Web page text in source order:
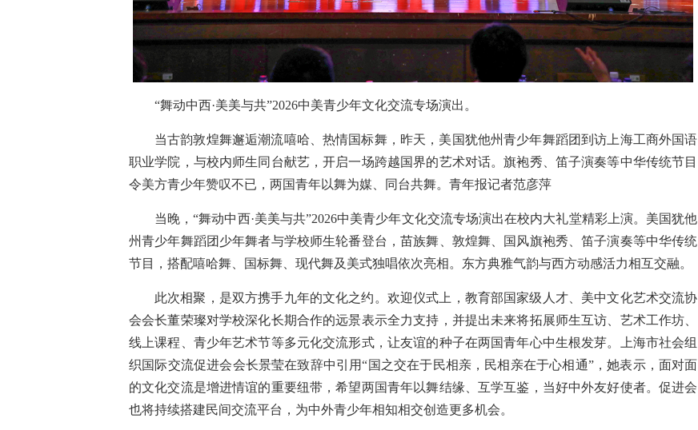
“舞动中西·美美与共”2026中美青少年文化交流专场演出。
当古韵敦煌舞邂逅潮流嘻哈、热情国标舞，昨天，美国犹他州青少年舞蹈团到访上海工商外国语
职业学院，与校内师生同台献艺，开启一场跨越国界的艺术对话。旗袍秀、笛子演奏等中华传统节目
令美方青少年赞叹不已，两国青年以舞为媒、同台共舞。青年报记者范彦萍
当晚，“舞动中西·美美与共”2026中美青少年文化交流专场演出在校内大礼堂精彩上演。美国犹他
州青少年舞蹈团少年舞者与学校师生轮番登台，苗族舞、敦煌舞、国风旗袍秀、笛子演奏等中华传统
节目，搭配嘻哈舞、国标舞、现代舞及美式独唱依次亮相。东方典雅气韵与西方动感活力相互交融。
此次相聚，是双方携手九年的文化之约。欢迎仪式上，教育部国家级人才、美中文化艺术交流协
会会长董荣璨对学校深化长期合作的远景表示全力支持，并提出未来将拓展师生互访、艺术工作坊、
线上课程、青少年艺术节等多元化交流形式，让友谊的种子在两国青年心中生根发芽。上海市社会组
织国际交流促进会会长景莹在致辞中引用“国之交在于民相亲，民相亲在于心相通”，她表示，面对面
的文化交流是增进情谊的重要纽带，希望两国青年以舞结缘、互学互鉴，当好中外友好使者。促进会
也将持续搭建民间交流平台，为中外青少年相知相交创造更多机会。